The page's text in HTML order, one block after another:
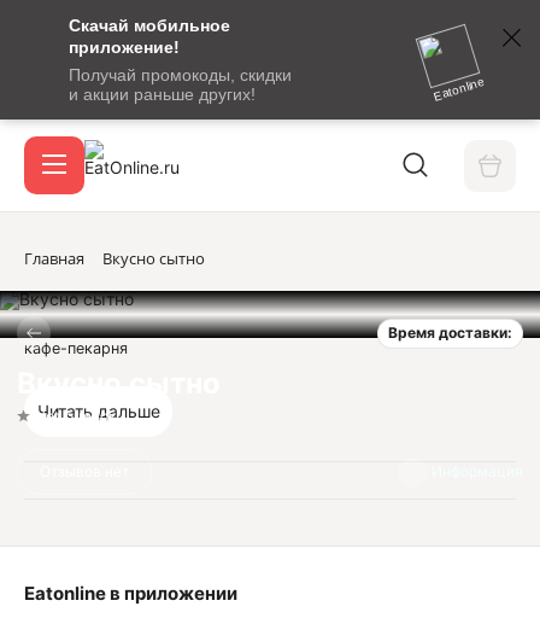
Скачай мобильное
приложение!
Получай промокоды, скидки
и акции раньше других!
Eatonline
сообщение
кодом
подтверждения
Вход / регистрация
Акции
Главная Вкусно сытно
Время доставки:
Нет оценок
кафе-пекарня
Читать дальше
Eatonline в приложении